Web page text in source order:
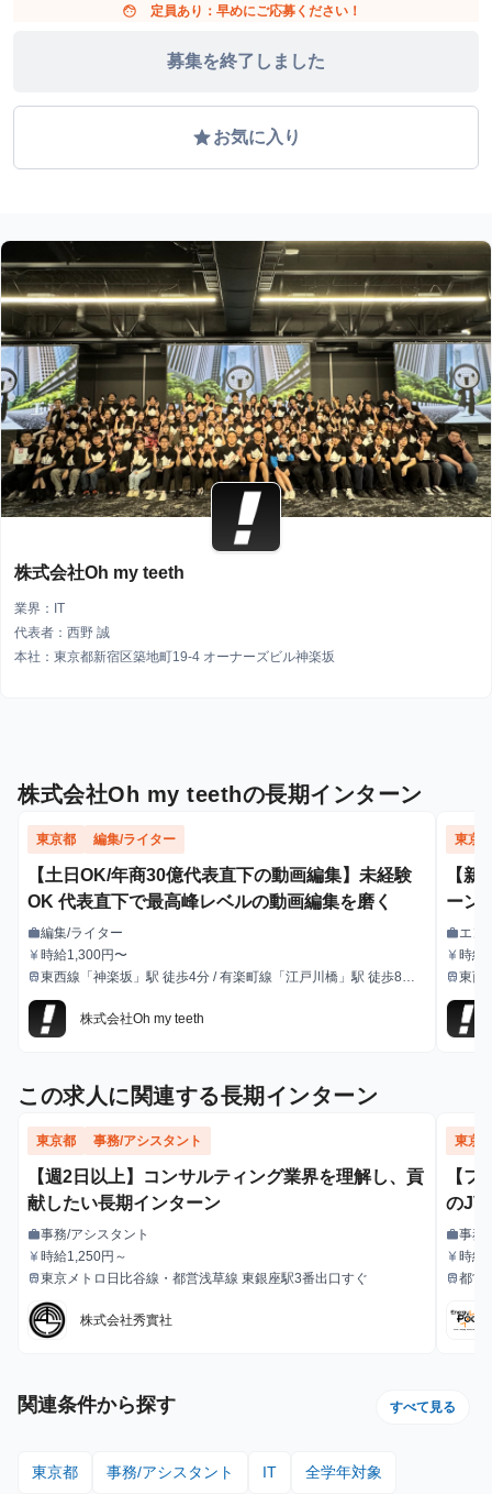
face 定員あり：早めにご応募ください！
募集を終了しました
gradeお気に入り
株式会社Oh my teeth
業界：IT
代表者：西野 誠
本社：東京都新宿区築地町19-4 オーナーズビル神楽坂
株式会社Oh my teethの長期インターン
東京都 編集/ライター
【土日OK/年商30億代表直下の動画編集】未経験
OK 代表直下で最高峰レベルの動画編集を磨く
職種
work編集/ライター
給与
currency_yen時給1,300円〜
最寄駅
train東西線「神楽坂」駅 徒歩4分 / 有楽町線「江戸川橋」駅 徒歩8分 /
株式会社Oh my teeth
東京
【
ーン
職種
workエン
給与
currency_yen時給
レッ
業支
最寄駅
train東西
この求人に関連する長期インターン
東京都 事務/アシスタント
【週2日以上】コンサルティング業界を理解し、貢
献したい長期インターン
職種
work事務/アシスタント
給与
currency_yen時給1,250円～
最寄駅
train東京メトロ日比谷線・都営浅草線 東銀座駅3番出口すぐ
株式会社秀實社
東京
【
のJV
能エ
タッ
ーバ
ショ
業ほ
職種
work事務
給与
currency_yen時給
最寄駅
train都営
関連条件から探す すべて見る
東京都 事務/アシスタント IT 全学年対象